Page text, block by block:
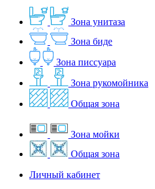
Зона унитаза
Зона биде
Зона писсуара
Зона рукомойника
Общая зона
Зона мойки
Общая зона
Личный кабинет